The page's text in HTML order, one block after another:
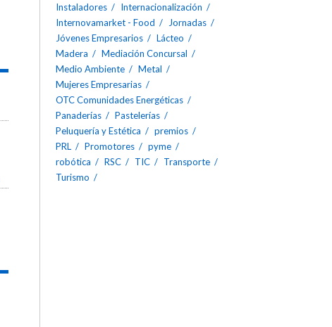
Instaladores
Internacionalización
Internovamarket - Food
Jornadas
Jóvenes Empresarios
Lácteo
Madera
Mediación Concursal
Medio Ambiente
Metal
Mujeres Empresarias
OTC Comunidades Energéticas
Panaderías
Pastelerías
Peluquería y Estética
premios
PRL
Promotores
pyme
robótica
RSC TIC
Transporte
Turismo